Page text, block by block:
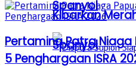
Spanyol
Kibarkan
Spanyol
Pertamina Patra Niaga
5 Penghargaan ISRA